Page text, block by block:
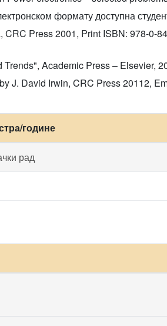
формату доступна
Press 2001, Print ISBN: 978-0-
Academic Press – Elsevier,
J. David Irwin, CRC Press 20112,
године
рад